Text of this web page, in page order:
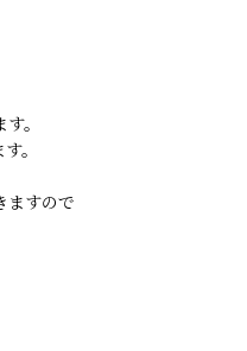
。
。
ますので